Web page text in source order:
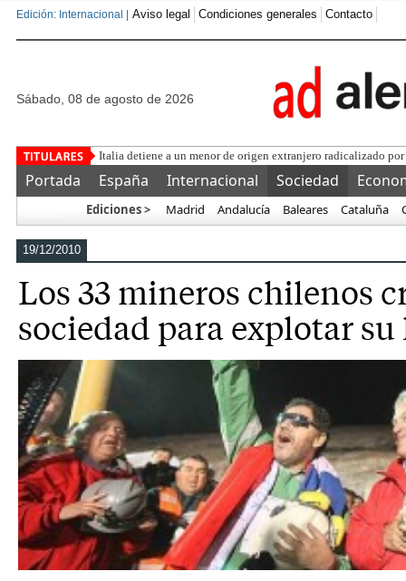
Edición: Internacional | Aviso legal Condiciones generales Contacto
sábado, 08 de agosto de 2026
Una asociació
Portada España Internacional Sociedad
Ediciones > Madrid Andalucía Baleares Cataluña
19/12/2010
Los 33 mineros chilenos
sociedad para explotar